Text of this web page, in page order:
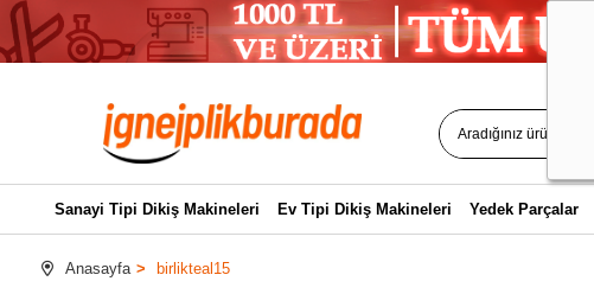
Sanayi Tipi Dikiş Makineleri Ev Tipi Dikiş Makineleri Yedek Parçalar
Anasayfa birlikteal15